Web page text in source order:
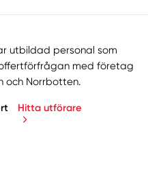
utbildad personal som
med företag
och Norrbotten.
Hitta utförare